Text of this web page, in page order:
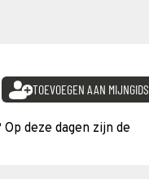
TOEVOEGEN AAN MIJNGIDS
deze dagen zijn de